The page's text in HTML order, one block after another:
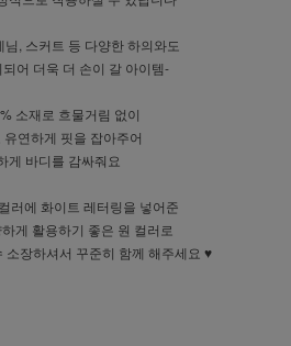
님, 스커트 등 다양한 하의와도
어 더욱 더 손이 갈 아이템-
소재로 흐물거림 없이
유연하게 핏을 잡아주어
게 바디를 감싸줘요
러에 화이트 레터링을 넣어준
게 활용하기 좋은 원 컬러로
소장하셔서 꾸준히 함께 해주세요 ♥